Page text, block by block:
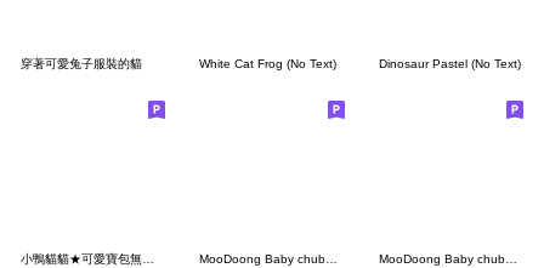
穿著可愛兔子服裝的貓 White Cat Frog (No Text) Dinosaur Pastel (No Text)
小鴨貓貓★可愛寶包無辜眼神攻擊! MooDoong Baby chubby Hippo [TW] MooDoong Baby chubby Hippo